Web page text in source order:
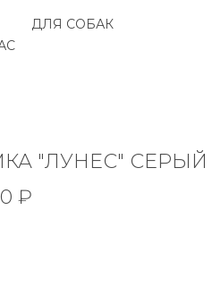
ДЛЯ СОБАК
"ЛУНЕС" СЕРЫЙ
₽